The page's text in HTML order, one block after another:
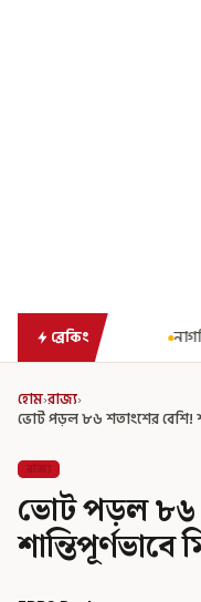
ব্রেকিং
নাগরিকত্ব দিতেই CAA!
হোম›রাজ্য›
ভোট পড়ল ৮৬ শতাংশের বেশি!
রাজ্য
ভোট পড়ল ৮৬
শান্তিপূর্ণভাবে